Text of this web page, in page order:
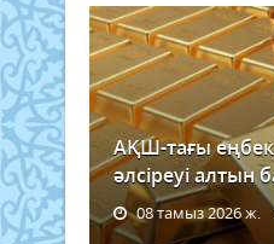
АҚШ-тағы
әлсіреуі алтын
08 тамыз 2026 ж.